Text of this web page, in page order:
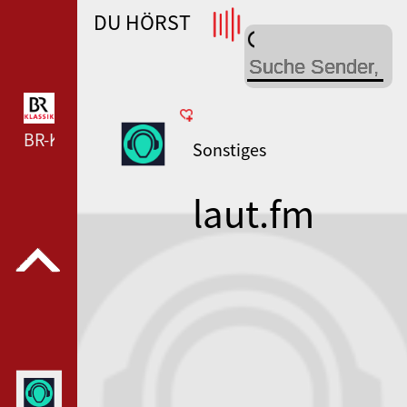
WDR 4 --- WDR 4 ---
BR-KLASSIK --- BR-KLASSIK ---
DU HÖRST
Sonstiges
laut.fm